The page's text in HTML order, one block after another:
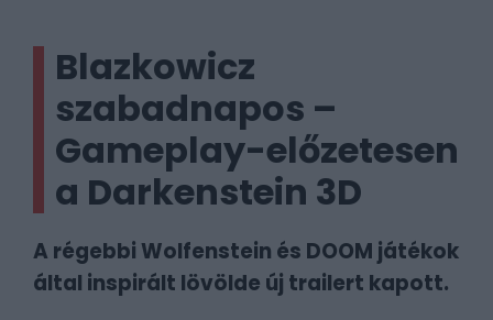
Blazkowicz
szabadnapos –
Gameplay-előzetesen
a Darkenstein 3D
A régebbi Wolfenstein és DOOM játékok
által inspirált lövölde új trailert kapott.